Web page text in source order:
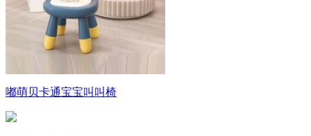
嘟萌贝卡通宝宝叫叫椅